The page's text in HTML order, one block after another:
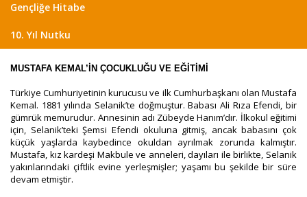
Gençliğe Hitabe
10. Yıl Nutku
MUSTAFA KEMAL’İN ÇOCUKLUĞU VE EĞİTİMİ
Türkiye Cumhuriyetinin kurucusu ve ilk Cumhurbaşkanı olan Mustafa
Kemal. 1881 yılında Selanik’te doğmuştur. Babası Ali Rıza Efendi, bir
gümrük memurudur. Annesinin adı Zübeyde Hanım’dır. İlkokul eğitimi
için, Selanik’teki Şemsi Efendi okuluna gitmiş, ancak babasını çok
küçük yaşlarda kaybedince okuldan ayrılmak zorunda kalmıştır.
Mustafa, kız kardeşi Makbule ve anneleri, dayıları ile birlikte, Selanik
yakınlarındaki çiftlik evine yerleşmişler; yaşamı bu şekilde bir süre
devam etmiştir.